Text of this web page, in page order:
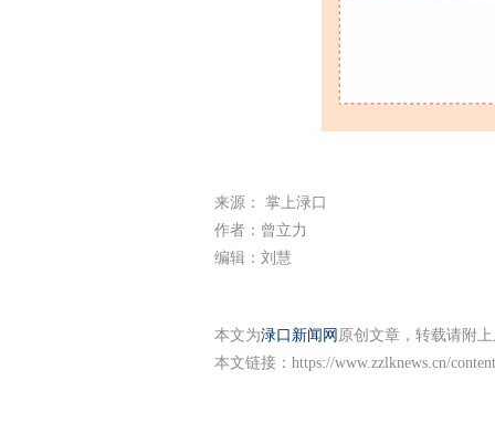
来源： 掌上渌口
作者：曾立力
编辑：刘慧
本文为渌口新闻网 原创文章，转载请附
本文链接： https://www.zzlknews.cn/